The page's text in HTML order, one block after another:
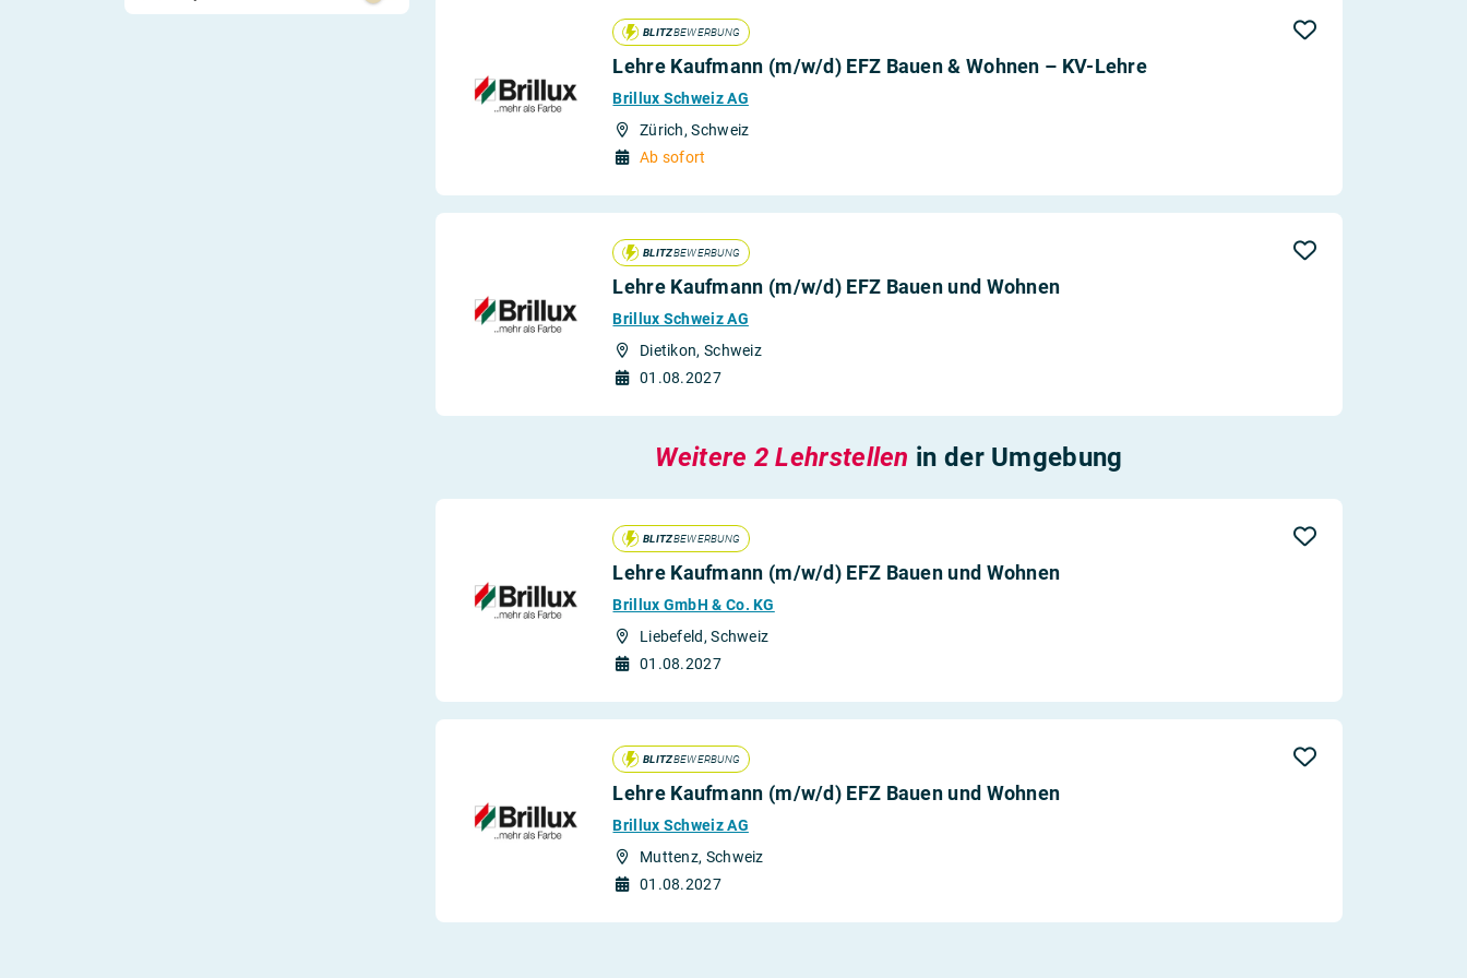
BLITZBEWERBUNG
Lehre Kaufmann (m/w/d) EFZ Bauen & Wohnen – KV-Lehre
Brillux Schweiz AG
Zürich, Schweiz
Ab sofort
BLITZBEWERBUNG
Lehre Kaufmann (m/w/d) EFZ Bauen und Wohnen
Brillux Schweiz AG
Dietikon, Schweiz
01.08.2027
Weitere 2 Lehrstellen in der Umgebung
BLITZBEWERBUNG
Lehre Kaufmann (m/w/d) EFZ Bauen und Wohnen
Brillux GmbH & Co. KG
Liebefeld, Schweiz
01.08.2027
BLITZBEWERBUNG
Lehre Kaufmann (m/w/d) EFZ Bauen und Wohnen
Brillux Schweiz AG
Muttenz, Schweiz
01.08.2027